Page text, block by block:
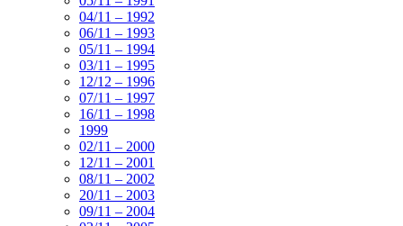
04/11 – 1992
06/11 – 1993
05/11 – 1994
03/11 – 1995
12/12 – 1996
07/11 – 1997
16/11 – 1998
1999
02/11 – 2000
12/11 – 2001
08/11 – 2002
20/11 – 2003
09/11 – 2004